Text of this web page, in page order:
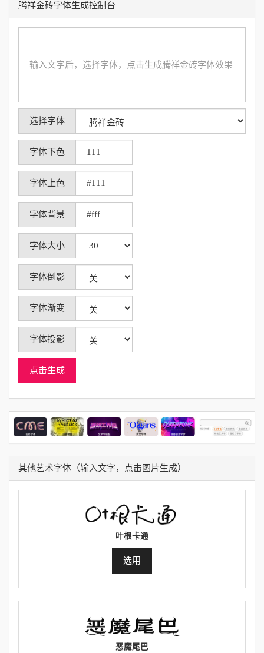
腾祥金砖字体生成控制台
选择字体
字体下色
字体上色
字体背景
字体大小
字体倒影
字体渐变
字体投影
点击生成
其他艺术字体（输入文字，点击图片生成）
叶根卡通
选用
恶魔尾巴